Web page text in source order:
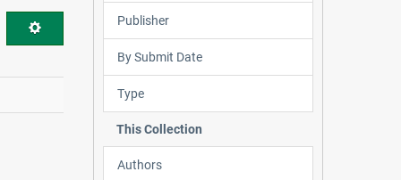
Publisher
By Submit Date
Type
This Collection
Authors